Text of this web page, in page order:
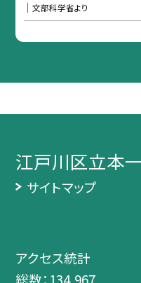
文部科学省より
江戸川区立本
サイトマップ
アクセス統計
総数： 134,967